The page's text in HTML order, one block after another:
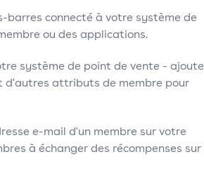
barres connecté à votre système de
ou des applications.
système de point de vente -
d'autres attributs de membre pour
e-mail d'un membre sur votre
à échanger des récompenses sur